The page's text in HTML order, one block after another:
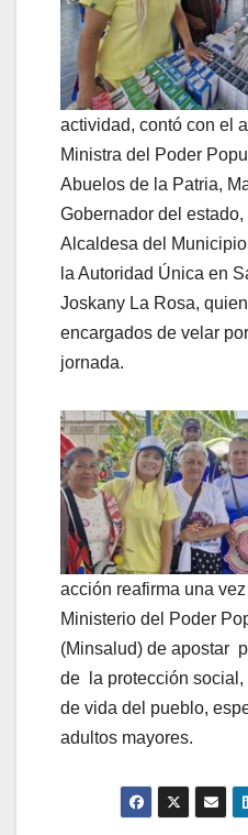
actividad, contó con el
Ministra del Poder
Abuelos de la Patria,
Gobernador del
Alcaldesa del
la Autoridad Única en
Joskany La Rosa,
encargados de velar
jornada.
acción reafirma una
Ministerio del Poder
(Minsalud) de apostar
de la protección social,
de vida del pueblo,
adultos mayores.